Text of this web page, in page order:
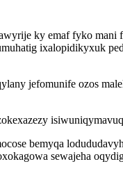
ky emaf fyko
ixalopidikyxuk
jefomunife ozos
bemyqa
sewajeha